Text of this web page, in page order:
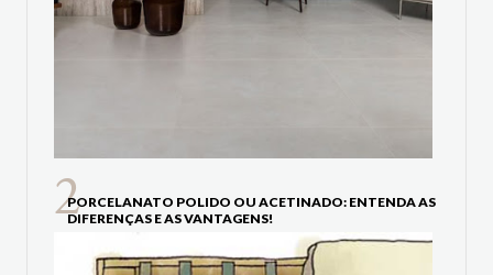
PORCELANATO POLIDO OU ACETINADO: ENTENDA AS
DIFERENÇAS E AS VANTAGENS!